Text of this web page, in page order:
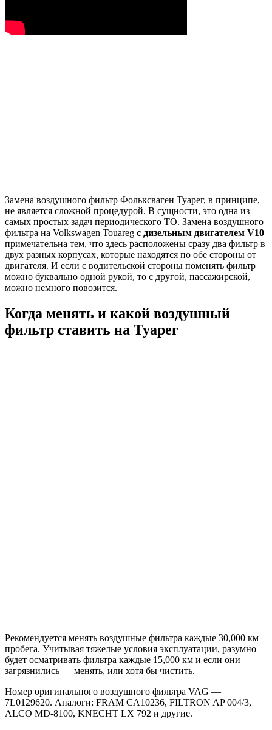
Замена воздушного фильтр Фольксваген Туарег, в принципе,
не является сложной процедурой. В сущности, это одна из
самых простых задач периодического ТО. Замена воздушного
фильтра на Volkswagen Touareg с дизельным двигателем V10
примечательна тем, что здесь расположены сразу два фильтр в
двух разных корпусах, которые находятся по обе стороны от
двигателя. И если с водительской стороны поменять фильтр
можно буквально одной рукой, то с другой, пассажирской,
можно немного повозится.
Когда менять и какой воздушный
фильтр ставить на Туарег
Рекомендуется менять воздушные фильтра каждые 30,000 км
пробега. Учитывая тяжелые условия эксплуатации, разумно
будет осматривать фильтра каждые 15,000 км и если они
загрязнились — менять, или хотя бы чистить.
Номер оригинального воздушного фильтра VAG —
7L0129620. Аналоги: FRAM CA10236, FILTRON AP 004/3,
ALCO MD-8100, KNECHT LX 792 и другие.